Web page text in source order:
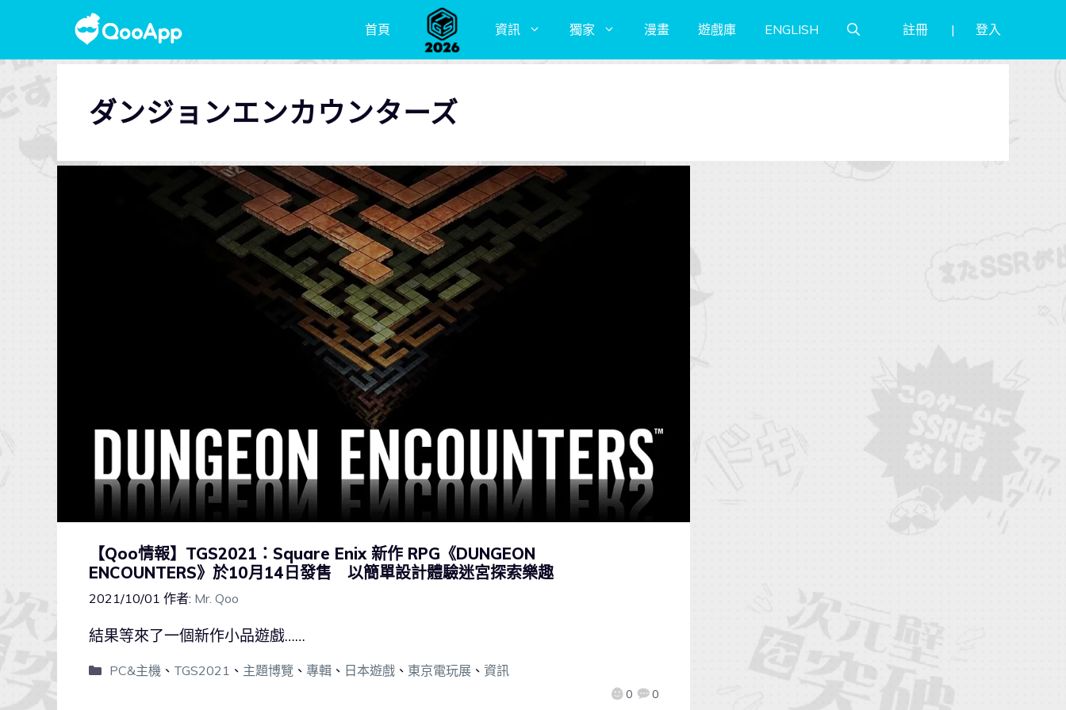
首頁 資訊 獨家 漫畫 遊戲庫 ENGLISH 註冊 登入
ダンジョンエンカウンターズ
【Qoo情報】TGS2021：Square Enix 新作 RPG《DUNGEON
ENCOUNTERS》於10月14日發售 以簡單設計體驗迷宮探索樂趣
2021/10/01 作者: Mr. Qoo
0 0
結果等來了一個新作小品遊戲……
PC&主機、 TGS2021 、 主題博覽、 專輯、 日本遊戲、 東京電玩展、 資訊